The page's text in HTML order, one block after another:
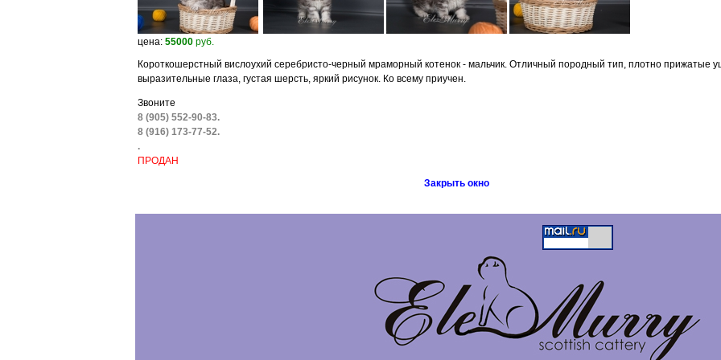
цена: 55000руб.
Короткошерстный вислоухий серебристо-черный мраморный котенок - мальчик. Отличный породный тип, плотно прижатые
выразительные глаза, густая шерсть, яркий рисунок. Ко всему приучен.
Звоните
8 (905) 552-90-83.
8 (916) 173-77-52.
.
ПРОДАН
Закрыть окно